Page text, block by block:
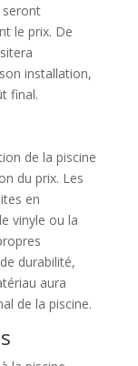
seront
le prix. De
installation,
final.
de la piscine
du prix. Les
en
vinyle ou la
durabilité,
aura
de la piscine.